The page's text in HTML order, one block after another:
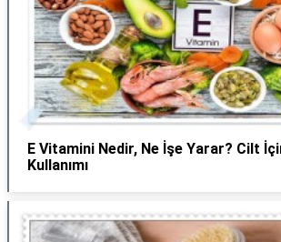
E Vitamini Nedir, Ne İşe Yarar? Cilt
Kullanımı